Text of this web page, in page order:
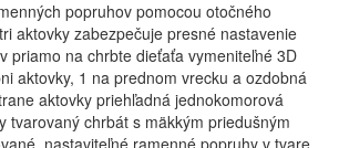
popruhov pomocou otočného
aktovky zabezpečuje presné nastavenie
priamo na chrbte dieťaťa vymeniteľné 3D
aktovky, 1 na prednom vrecku a ozdobná
aktovky priehľadná jednokomorová
tvarovaný chrbát s mäkkým priedušným
nastaviteľné ramenné popruhy v tvare